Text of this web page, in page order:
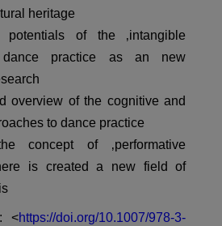
heritage
of the ‚intangible
dance practice as an new
overview of the cognitive and
to dance practice
concept of ‚performative
is created a new field of
<https://doi.org/10.1007/978-3-